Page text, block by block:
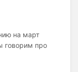
на март
говорим про